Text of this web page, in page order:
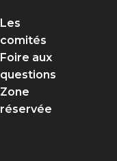
Les
comités
Foire aux
questions
Zone
réservée